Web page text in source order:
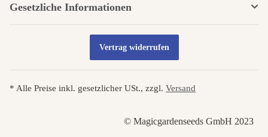
Gesetzliche Informationen
Vertrag widerrufen
* Alle Preise inkl. gesetzlicher USt., zzgl. Versand
© Magicgardenseeds GmbH 2023